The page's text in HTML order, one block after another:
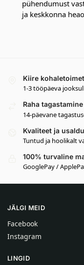
pühendumust
ja keskkonna
Kiire
1-3 tööpäeva
Raha tagastamine
14-päevane
Kvaliteet ja
Tuntud ja hoolikalt
100% turvaline
GooglePay /
JÄLGI MEID
Facebook
Instagram
LINGID